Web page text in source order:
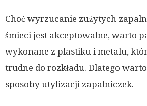
Choć wyrzucanie zużytych
śmieci jest akceptowalne, warto
wykonane z plastiku i metalu,
trudne do rozkładu. Dlatego
sposoby utylizacji zapalniczek.